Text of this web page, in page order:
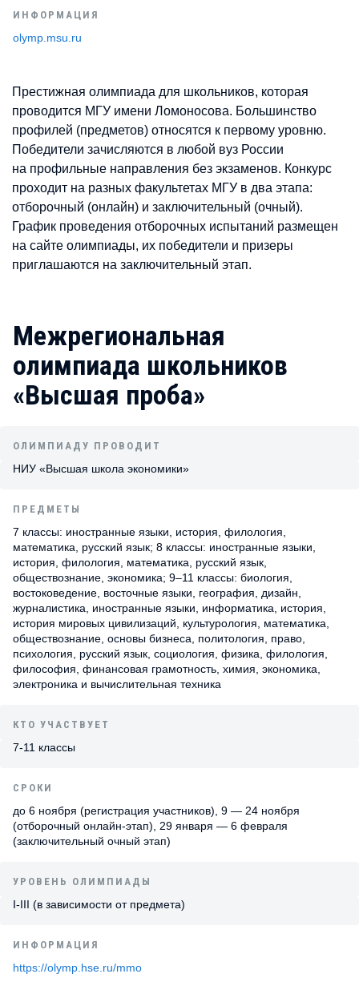
ИНФОРМАЦИЯ
olymp.msu.ru
Престижная олимпиада для школьников, которая
проводится МГУ имени Ломоносова. Большинство
профилей (предметов) относятся к первому уровню.
Победители зачисляются в любой вуз России
на профильные направления без экзаменов. Конкурс
проходит на разных факультетах МГУ в два этапа:
отборочный (онлайн) и заключительный (очный).
График проведения отборочных испытаний размещен
на сайте олимпиады, их победители и призеры
приглашаются на заключительный этап.
Межрегиональная
олимпиада школьников
«Высшая проба»
ОЛИМПИАДУ ПРОВОДИТ
НИУ «Высшая школа экономики»
ПРЕДМЕТЫ
7 классы: иностранные языки, история, филология,
математика, русский язык; 8 классы: иностранные языки,
история, филология, математика, русский язык,
обществознание, экономика; 9–11 классы: биология,
востоковедение, восточные языки, география, дизайн,
журналистика, иностранные языки, информатика, история,
история мировых цивилизаций, культурология, математика,
обществознание, основы бизнеса, политология, право,
психология, русский язык, социология, физика, филология,
философия, финансовая грамотность, химия, экономика,
электроника и вычислительная техника
КТО УЧАСТВУЕТ
7-11 классы
СРОКИ
до 6 ноября (регистрация участников), 9 — 24 ноября
(отборочный онлайн-этап), 29 января — 6 февраля
(заключительный очный этап)
УРОВЕНЬ ОЛИМПИАДЫ
I-III (в зависимости от предмета)
ИНФОРМАЦИЯ
https://olymp.hse.ru/mmo